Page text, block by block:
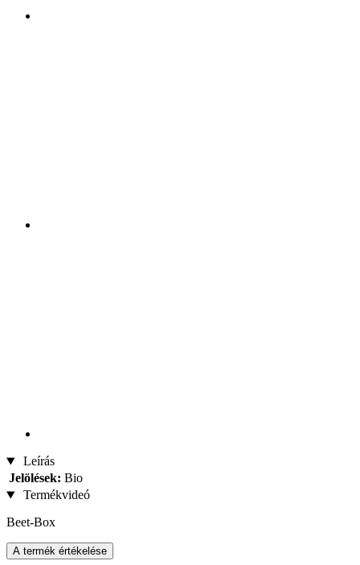
Leírás
Jelölések: Bio
Termékvideó
Beet-Box
A termék értékelése